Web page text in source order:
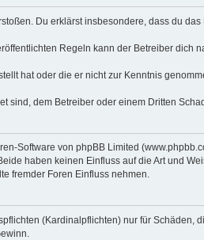
Du erklärst insbesondere, dass du
Regeln kann der Betreiber dich
hat oder die er nicht zur Kenntnis
sind, dem Betreiber oder einem Dritten
Software von phpBB Limited
haben keinen Einfluss auf die Art und
fremder Foren Einfluss nehmen.
(Kardinalpflichten) nur für Schäden,